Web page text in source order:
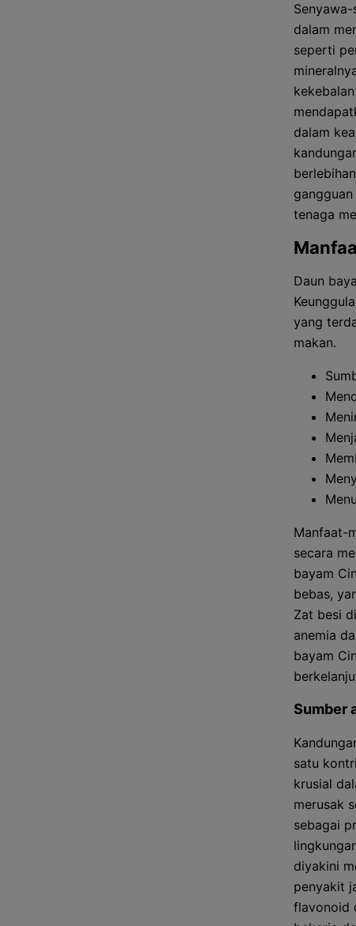
dalam
seperti
dalam
tenaga
Daun
yang
makan.
Manfaat-
secara
bayam
bebas,
Zat besi
anemia
bayam
Sumber
satu
krusial
merusak
sebagai
diyakini
penyakit
flavonoid